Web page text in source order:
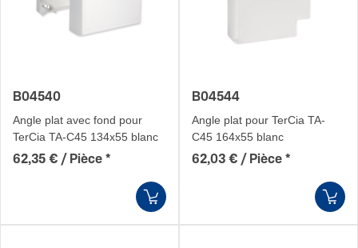
B04540
Angle plat avec fond pour
TerCia TA-C45 134x55 blanc
62,35 € / Pièce *
B04544
Angle plat pour TerCia TA-
C45 164x55 blanc
62,03 € / Pièce *